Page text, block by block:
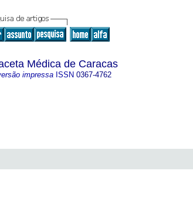
Médica de Caracas
impressaISSN 0367-4762